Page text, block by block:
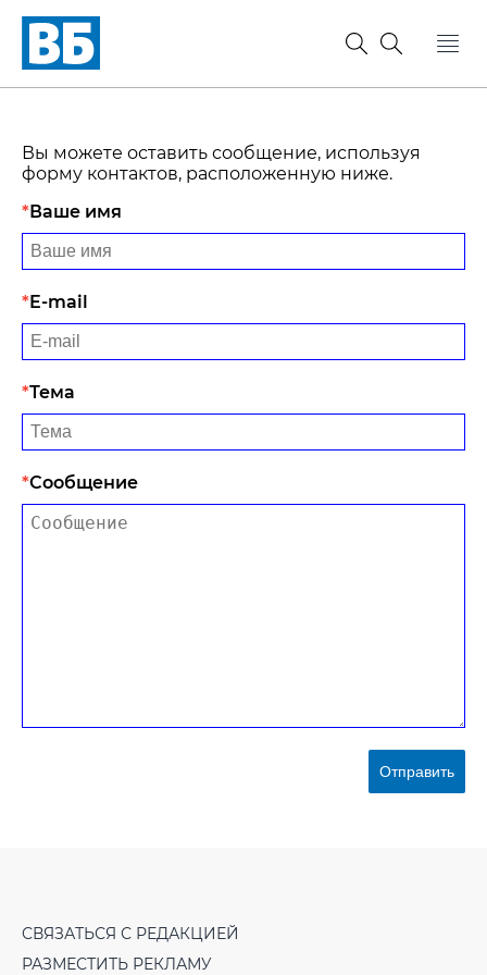
Вы можете оставить сообщение, используя
форму контактов, расположенную ниже.
Ваше имя
E-mail
Тема
Сообщение
Отправить
СВЯЗАТЬСЯ С РЕДАКЦИЕЙ
РАЗМЕСТИТЬ РЕКЛАМУ